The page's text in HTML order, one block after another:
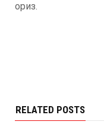
ориз.
RELATED POSTS